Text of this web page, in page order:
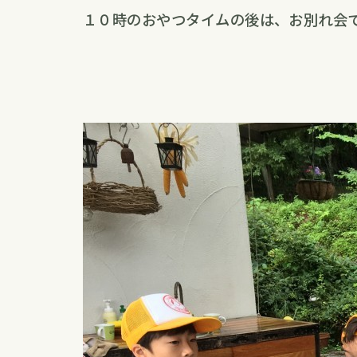
１０時のおやつタイムの後は、お別れ会